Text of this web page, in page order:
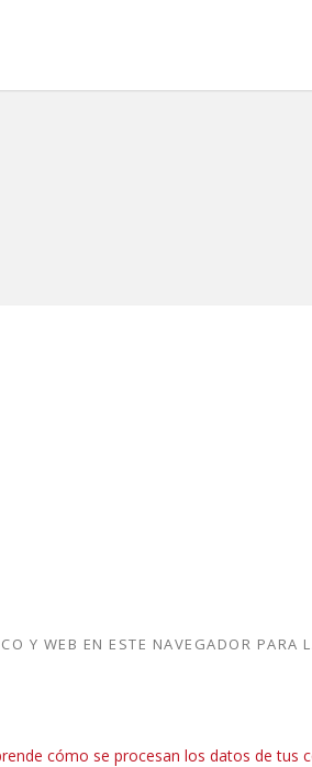
Y WEB EN ESTE NAVEGADOR PARA
cómo se procesan los datos de tus